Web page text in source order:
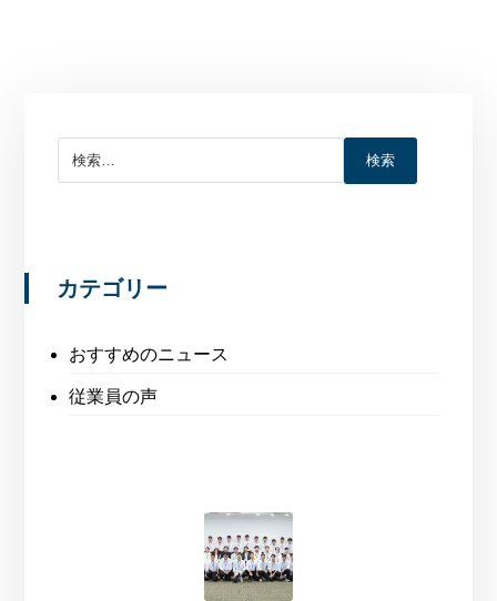
検索
カテゴリー
おすすめのニュース
従業員の声